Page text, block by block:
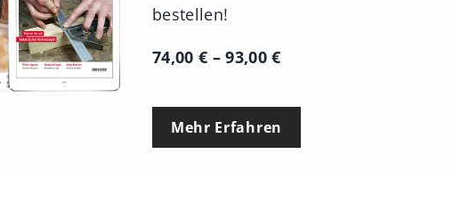
bestellen!
74,00 € –93,00€P
e
Mehr Erfahren